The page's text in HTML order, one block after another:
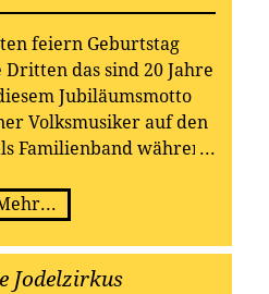
feiern Geburtstag
Dritten das sind 20 Jahre
Jubiläumsmotto
Volksmusiker auf den
Familienband während
so ist das nicht
Dazu braucht es viel
Pioniergeist,
natürlich auch ein
Jodelzirkus